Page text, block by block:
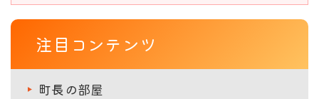
注目コンテンツ
町長の部屋